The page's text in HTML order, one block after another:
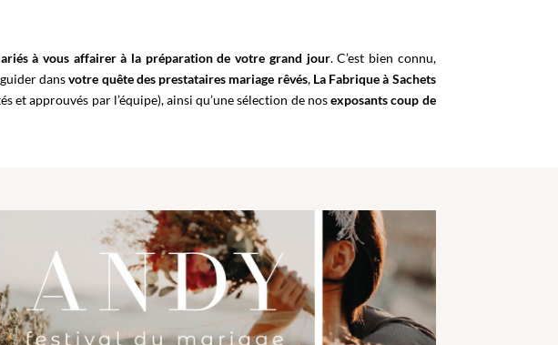
à vous affairer à la préparation de votre grand jour. C’est bien connu,
dansvotre quête des prestataires mariage rêvés, La Fabrique à Sachets
et approuvés par l’équipe), ainsi qu’une sélection de nosexposants coup de